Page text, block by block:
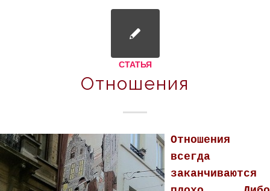
СТАТЬЯ
Отношения
Отношения
всегда
заканчиваются